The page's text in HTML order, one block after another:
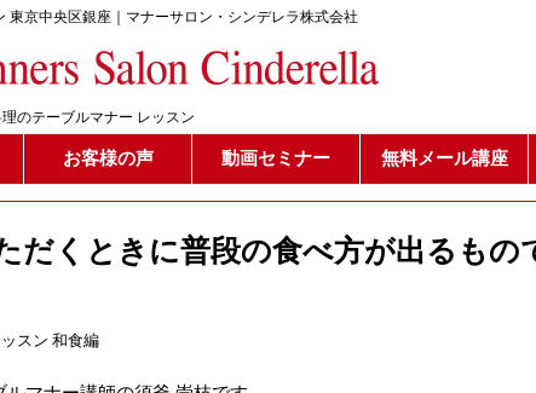
東京中央区銀座｜マナーサロン・シンデレラ株式会社
のテーブルマナー レッスン
お客様の声 動画セミナー 無料メール講座
だくときに普段の食べ方が出るもの
スン 和食編